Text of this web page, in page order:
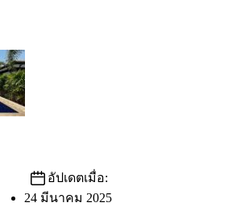
อัปเดตเมื่อ:
24 มีนาคม 2025